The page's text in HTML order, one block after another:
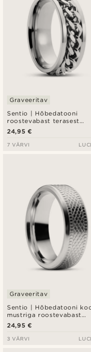
Sentio | Hõbedatooni
roostevabast terasest
kettsõrmus
Graveeritav
24,95 €
7 VÄRVI
Sentio | Hõbedatooni
mustriga roostevabast
terasest sõrmus
Graveeritav
24,95 €
3 VÄRVI